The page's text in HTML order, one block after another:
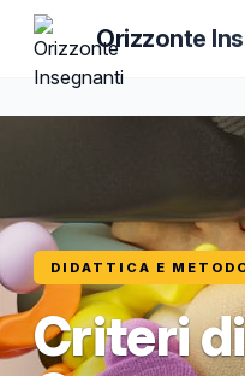
Orizzonte
DIDATTICA E
Criteri di